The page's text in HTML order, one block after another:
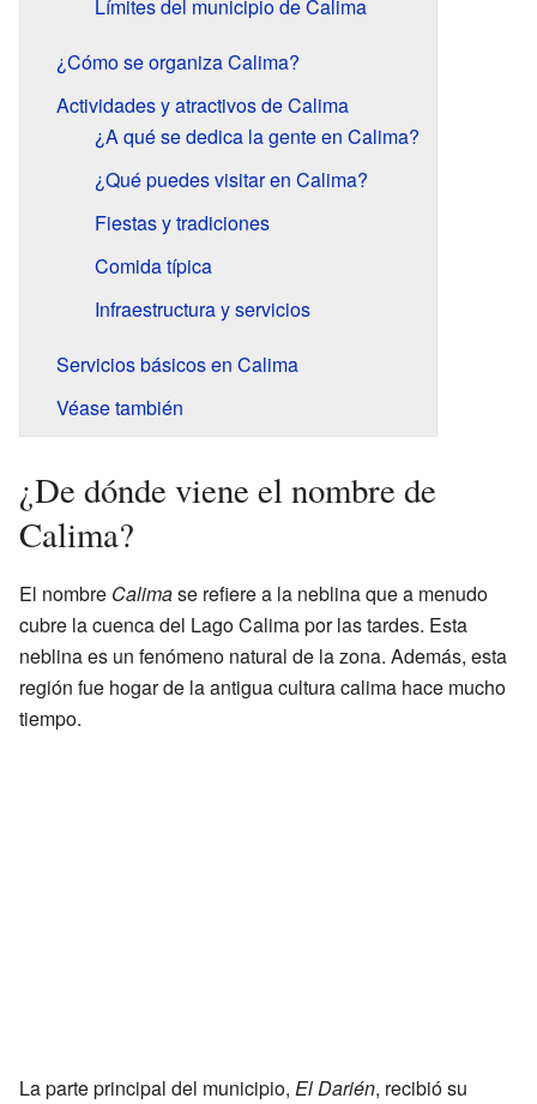
Límites del municipio de Calima
¿Cómo se organiza Calima?
Actividades y atractivos de Calima
¿A qué se dedica la gente en Calima?
¿Qué puedes visitar en Calima?
Fiestas y tradiciones
Comida típica
Infraestructura y servicios
Servicios básicos en Calima
Véase también
¿De dónde viene el nombre de
Calima?
El nombre Calimase refiere a la neblina que a menudo
cubre la cuenca del Lago Calima por las tardes. Esta
neblina es un fenómeno natural de la zona. Además, esta
región fue hogar de la antigua cultura calima hace mucho
tiempo.
La parte principal del municipio, El Darién, recibió su